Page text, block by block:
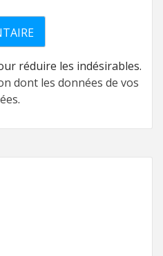
réduire les indésirables.
dont les données de vos
.